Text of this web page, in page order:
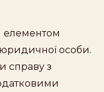
елементом
юридичної особи.
справу з